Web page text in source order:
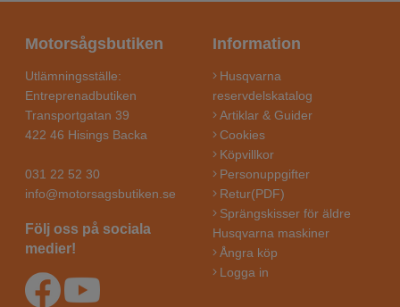
Motorsågsbutiken
Utlämningsställe:
Entreprenadbutiken
Transportgatan 39
422 46 Hisings Backa
031 22 52 30
info@motorsagsbutiken.se
Följ oss på sociala
medier!
Information
Husqvarna
reservdelskatalog
Artiklar & Guider
Cookies
Köpvillkor
Personuppgifter
Retur(PDF)
Sprängskisser för äldre
Husqvarna maskiner
Ångra köp
Logga in